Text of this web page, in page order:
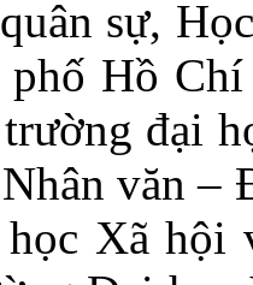
sự,
phố Hồ
đại
văn –
Xã hội